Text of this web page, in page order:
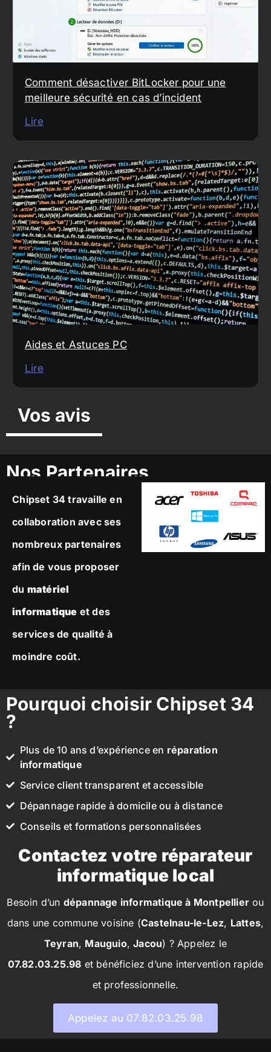
Comment désactiver BitLocker pour une
meilleure sécurité en cas d’incident
Lire
Aides et Astuces PC
Lire
Vos avis
Nos Partenaires
Chipset 34 travaille en
collaboration avec ses
nombreux partenaires
afin de vous proposer
du matériel
informatique et des
services de qualité à
moindre coût.
Pourquoi choisir Chipset 34
?
Plus de 10 ans d’expérience en réparation
informatique
Service client transparent et accessible
Dépannage rapide à domicile ou à distance
Conseils et formations personnalisées
Contactez votre réparateur
informatique local
Besoin d’un dépannage informatique à Montpellier ou
dans une commune voisine (Castelnau-le-Lez, Lattes,
Teyran, Mauguio,Jacou) ? Appelez le
07.82.03.25.98 et bénéficiez d’une intervention rapide
et professionnelle.
Appelez au 07.82.03.25.98